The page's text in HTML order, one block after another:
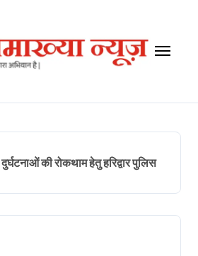
की रोकथाम हेतु हरिद्वार पुलिस